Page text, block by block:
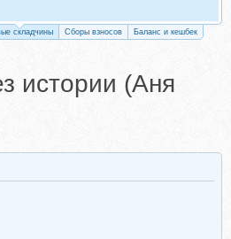
складчины Сборы взносов Баланс и кешбек
истории (Аня